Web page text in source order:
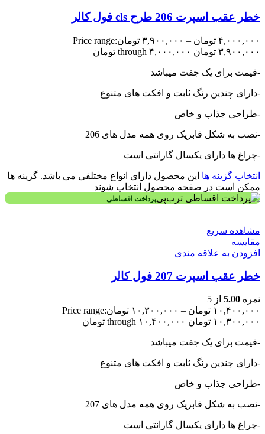
خطر عقب اسپرت 206 طرح cls فول کالر
۴,۰۰۰,۰۰۰ تومان – ۳,۹۰۰,۰۰۰ تومانPrice range:
۳,۹۰۰,۰۰۰ تومان through ۴,۰۰۰,۰۰۰ تومان
-قیمت برای یک جفت میباشد
-دارای چندین رنگ ثابت و افکت های متنوع
-طراحی جذاب و خاص
-نصب به شکل فابریک روی همه مدل های 206
-چراغ ها دارای یکسال گارانتی است
انتخاب گزینه ها این محصول دارای انواع مختلفی می باشد. گزینه ها
ممکن است در صفحه محصول انتخاب شوند
پرداخت اقساطی
مشاهده سریع
مقایسه
افزودن به علاقه مندی
خطر عقب اسپرت 207 فول کالر
نمره 5.00 از 5
۱۰,۴۰۰,۰۰۰ تومان – ۱۰,۳۰۰,۰۰۰ تومانPrice range:
۱۰,۳۰۰,۰۰۰ تومان through ۱۰,۴۰۰,۰۰۰ تومان
-قیمت برای یک جفت میباشد
-دارای چندین رنگ ثابت و افکت های متنوع
-طراحی جذاب و خاص
-نصب به شکل فابریک روی همه مدل های 207
-چراغ ها دارای یکسال گارانتی است